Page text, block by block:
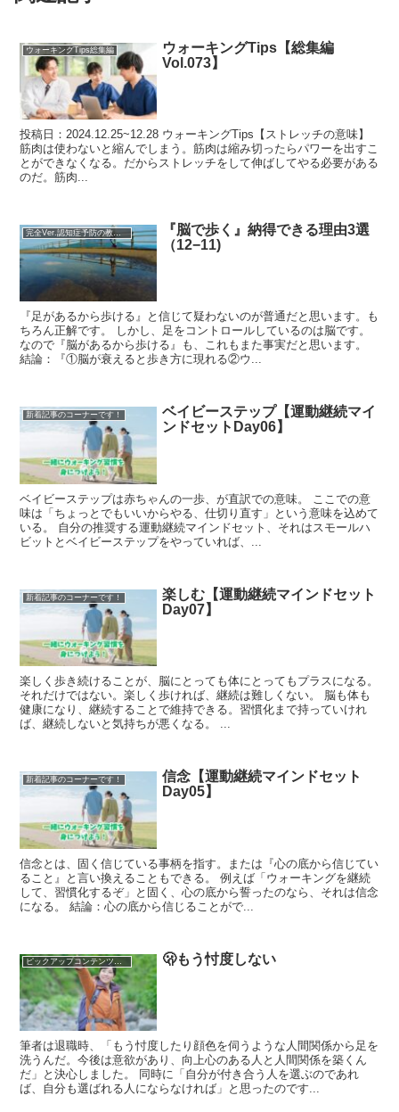
ウォーキングTips総集編
ウォーキングTips【総集編
Vol.073】
投稿日：2024.12.25~12.28 ウォーキングTips【ストレッチの意味】
筋肉は使わないと縮んでしまう。筋肉は縮み切ったらパワーを出すこ
とができなくなる。だからストレッチをして伸ばしてやる必要がある
のだ。筋肉...
完全Ver.認知症予防の教科書
『脳で歩く』納得できる理由3選
（12−11)
『足があるから歩ける』と信じて疑わないのが普通だと思います。も
ちろん正解です。 しかし、足をコントロールしているのは脳です。
なので『脳があるから歩ける』も、これもまた事実だと思います。
結論：『①脳が衰えると歩き方に現れる②ウ...
新着記事のコーナーです！
ベイビーステップ【運動継続マイ
ンドセットDay06】
ベイビーステップは赤ちゃんの一歩、が直訳での意味。 ここでの意
味は「ちょっとでもいいからやる、仕切り直す」という意味を込めて
いる。 自分の推奨する運動継続マインドセット、それはスモールハ
ビットとベイビーステップをやっていれば、...
新着記事のコーナーです！
楽しむ【運動継続マインドセット
Day07】
楽しく歩き続けることが、脳にとっても体にとってもプラスになる。
それだけではない。楽しく歩ければ、継続は難しくない。 脳も体も
健康になり、継続することで維持できる。習慣化まで持っていけれ
ば、継続しないと気持ちが悪くなる。 ...
新着記事のコーナーです！
信念【運動継続マインドセット
Day05】
信念とは、固く信じている事柄を指す。または『心の底から信じてい
ること』と言い換えることもできる。 例えば「ウォーキングを継続
して、習慣化するぞ」と固く、心の底から誓ったのなら、それは信念
になる。 結論：心の底から信じることがで...
ピックアップコンテンツを集めました！ 🫢もう忖度しない
筆者は退職時、「もう忖度したり顔色を伺うような人間関係から足を
洗うんだ。今後は意欲があり、向上心のある人と人間関係を築くん
だ」と決心しました。 同時に「自分が付き合う人を選ぶのであれ
ば、自分も選ばれる人にならなければ」と思ったのです...